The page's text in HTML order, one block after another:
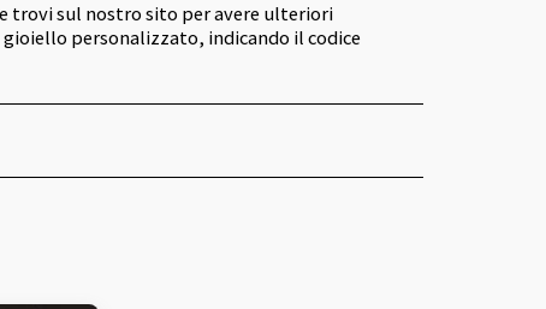
trovi sul nostro sito per avere ulteriori
personalizzato, indicando il codice